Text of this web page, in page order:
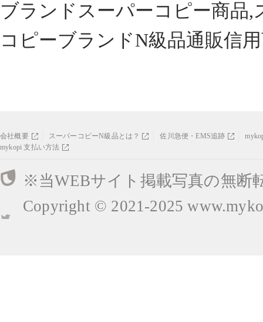
ブランドスーパーコピー商品
コピーブランドN級品通販信
会社概要 スーパーコピーN級品とは？ 佐川急便・EMS追跡
mykopi 支払い方法
※当WEBサイト掲載写真の無断
Copyright © 2021-2025